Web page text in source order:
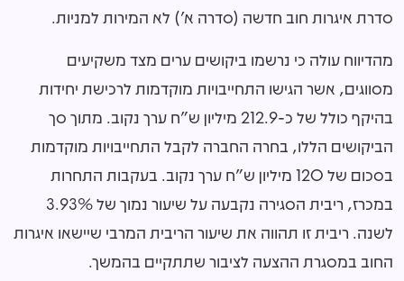
סדרת איגרות חוב חדשה (סדרה א') לא המירות למניות.
מהדיווח עולה כי נרשמו ביקושים ערים מצד משקיעים
מסווגים, אשר הגישו התחייבויות מוקדמות לרכישת יחידות
בהיקף כולל של כ-212.9 מיליון ש"ח ערך נקוב. מתוך סך
הביקושים הללו, בחרה החברה לקבל התחייבויות מוקדמות
בסכום של 120 מיליון ש"ח ערך נקוב. בעקבות התחרות
במכרז, ריבית הסגירה נקבעה על שיעור נמוך של 3.93%
לשנה. ריבית זו תהווה את שיעור הריבית המרבי שיישאו איגרות
החוב במסגרת ההצעה לציבור שתתקיים בהמשך.